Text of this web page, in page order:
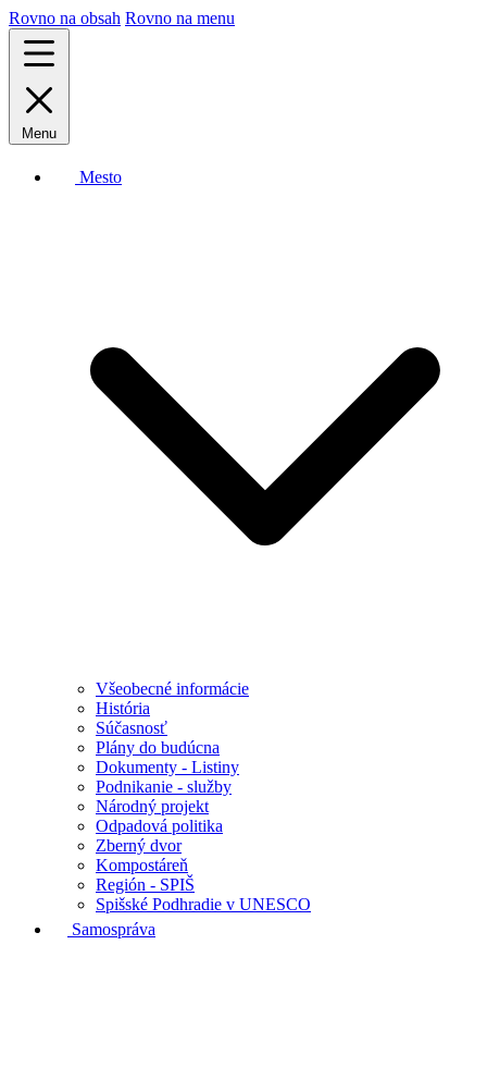
Rovno na obsah Rovno na menu
Menu
Mesto
Všeobecné informácie
História
Súčasnosť
Plány do budúcna
Dokumenty - Listiny
Podnikanie - služby
Národný projekt
Odpadová politika
Zberný dvor
Kompostáreň
Región - SPIŠ
Spišské Podhradie v UNESCO
Samospráva